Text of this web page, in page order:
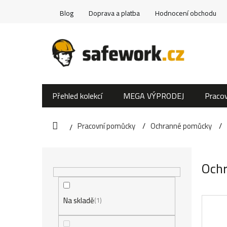
Blog Doprava a platba Hodnocení obchodu
Přehled kolekcí MEGA VÝPRODEJ
DomůPracovní pomůcky Ochranné pomůcky
Na skladě 1